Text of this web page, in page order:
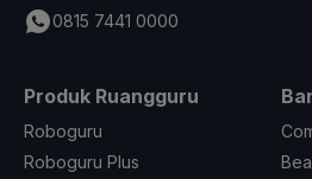
0815 7441 0000
Produk Ruangguru
Roboguru
Roboguru Plus